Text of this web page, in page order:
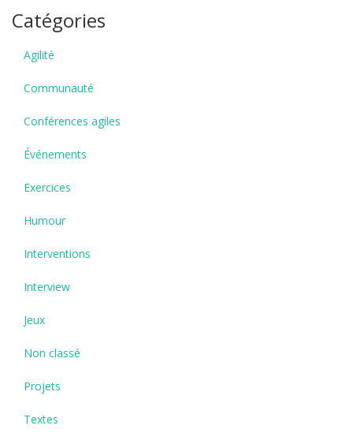
Catégories
Agilité
Communauté
Conférences agiles
Événements
Exercices
Humour
Interventions
Interview
Jeux
Non classé
Projets
Textes